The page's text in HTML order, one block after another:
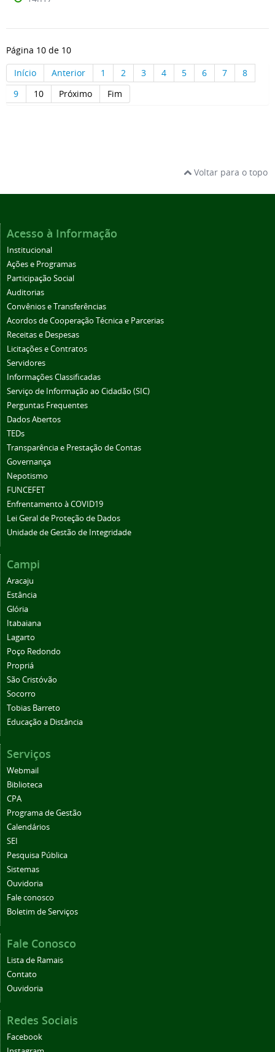
Página 10 de 10
Início
Anterior 1 2 3 4 5 6 7
8
9
10 Próximo Fim
Voltar para o topo
Acesso à Informação
Institucional
Ações e Programas
Participação Social
Auditorias
Convênios e Transferências
Acordos de Cooperação Técnica e Parcerias
Receitas e Despesas
Licitações e Contratos
Servidores
Informações Classificadas
Serviço de Informação ao Cidadão (SIC)
Perguntas Frequentes
Dados Abertos
TEDs
Transparência e Prestação de Contas
Governança
Nepotismo
FUNCEFET
Enfrentamento à COVID19
Lei Geral de Proteção de Dados
Unidade de Gestão de Integridade
Campi
Aracaju
Estância
Glória
Itabaiana
Lagarto
Poço Redondo
Propriá
São Cristóvão
Socorro
Tobias Barreto
Educação a Distância
Serviços
Webmail
Biblioteca
CPA
Programa de Gestão
Calendários
SEI
Pesquisa Pública
Sistemas
Ouvidoria
Fale conosco
Boletim de Serviços
Fale Conosco
Lista de Ramais
Contato
Ouvidoria
Redes Sociais
Facebook